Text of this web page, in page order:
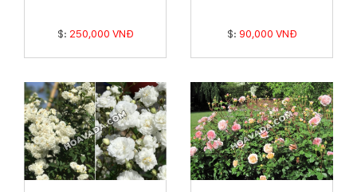
$: 250,000 VNĐ $: 90,000 VNĐ